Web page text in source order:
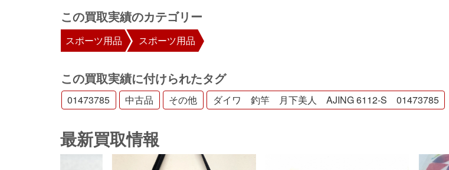
この買取実績のカテゴリー
スポーツ用品 スポーツ用品
この買取実績に付けられたタグ
01473785 中古品 その他 ダイワ 釣竿 月下美人 AJING 6112-S 01473785
最新買取情報